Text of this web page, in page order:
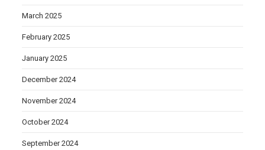
March 2025
February 2025
January 2025
December 2024
November 2024
October 2024
September 2024